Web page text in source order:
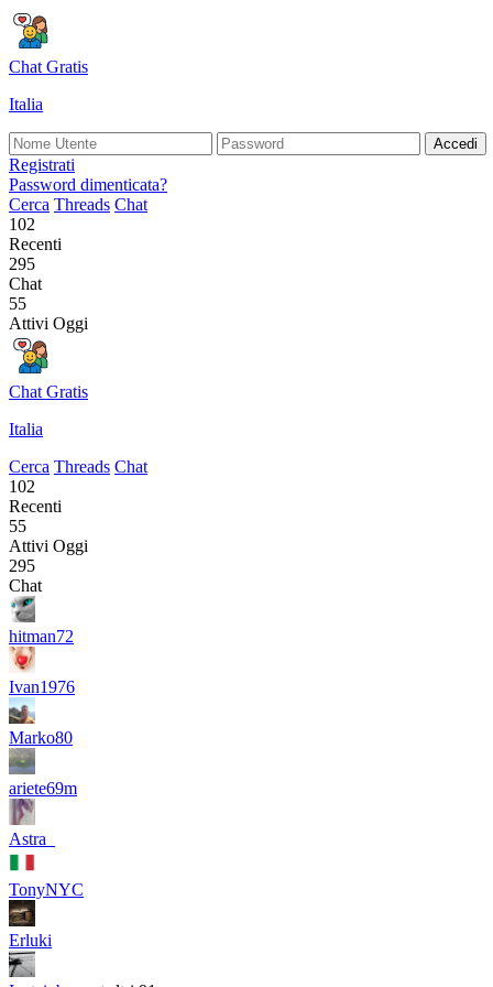
Chat Gratis
Italia
Accedi
Registrati
Password dimenticata?
Cerca Threads Chat
102
Recenti
295
Chat
55
Attivi Oggi
Chat Gratis
Italia
Cerca Threads Chat
102
Recenti
55
Attivi Oggi
295
Chat
hitman72
Ivan1976
Marko80
ariete69m
Astra_
TonyNYC
Erluki